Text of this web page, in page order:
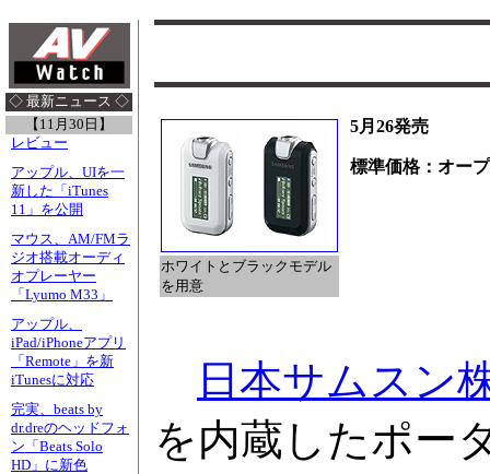
◇ 最新ニュース ◇
【11月30日】
レビュー
アップル、UIを一
新した「iTunes
11」を公開
マウス、AM/FMラ
ジオ搭載オーディ
オプレーヤー
「Lyumo M33」
アップル、
iPad/iPhoneアプリ
「Remote」を新
iTunesに対応
完実、beats by
dr.dreのヘッドフォ
ン「Beats Solo
HD」に新色
ホワイトとブラックモデル
を用意
5月26発売
標準価格：オー
日本サムスン
を内蔵したポー